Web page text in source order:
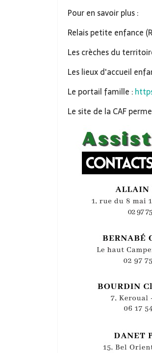
Pour en savoir plus :
Relais petite enfance
Les crèches du
Les lieux d'accueil
Le portail famille :
Le site de la CAF